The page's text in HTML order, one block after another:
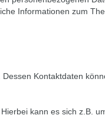
Informationen zum
Kontaktdaten
kann es sich z.B.